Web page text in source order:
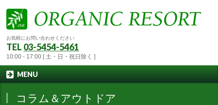
お気軽にお問い合わせください
TEL 03-5454-5461
10:00 - 17:00 [ 土・日・祝日除く ]
MENU
コラム＆アウトドア